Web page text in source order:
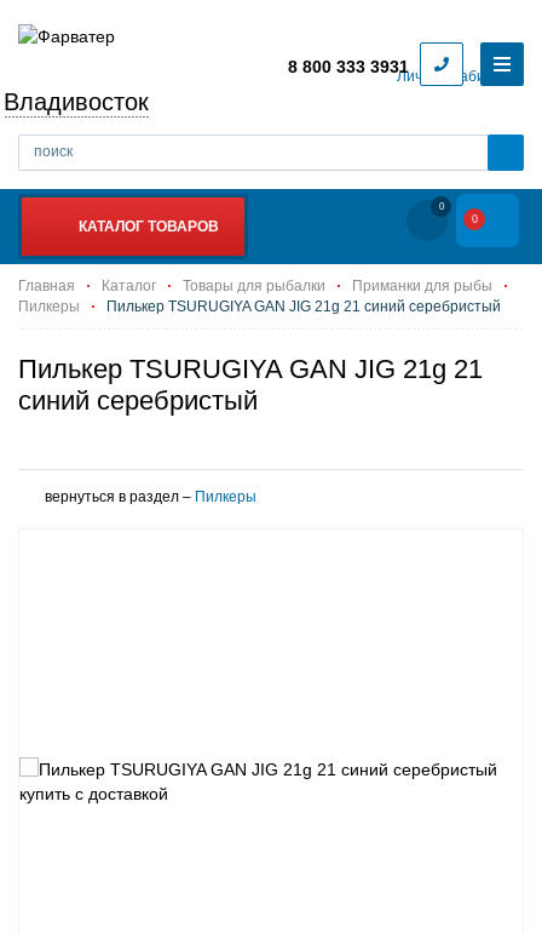
Личный кабинет
Владивосток
8 800 333 3931
КАТАЛОГ ТОВАРОВ
0
0
Главная Каталог Товары для рыбалки
Приманки для рыбы
Пилкеры
Пилькер TSURUGIYA GAN JIG 21g 21 синий серебристый
Пилькер TSURUGIYA GAN JIG 21g 21
синий серебристый
вернуться в раздел – Пилкеры